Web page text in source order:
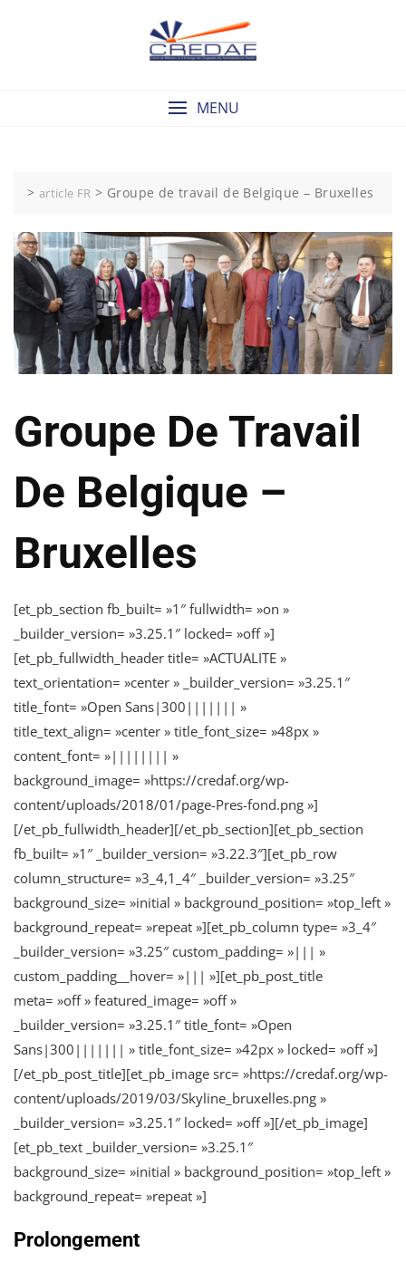
MENU
> article FR > Groupe de travail de Belgique – Bruxelles
Groupe De Travail
De Belgique –
Bruxelles
[et_pb_section fb_built= »1″ fullwidth= »on »
_builder_version= »3.25.1″ locked= »off »]
[et_pb_fullwidth_header title= »ACTUALITE »
text_orientation= »center » _builder_version= »3.25.1″
title_font= »Open Sans|300||||||| »
title_text_align= »center » title_font_size= »48px »
content_font= »|||||||| »
background_image= »https://credaf.org/wp-
content/uploads/2018/01/page-Pres-fond.png »]
[/et_pb_fullwidth_header][/et_pb_section][et_pb_section
fb_built= »1″ _builder_version= »3.22.3″][et_pb_row
column_structure= »3_4,1_4″ _builder_version= »3.25″
background_size= »initial » background_position= »top_left »
background_repeat= »repeat »][et_pb_column type= »3_4″
_builder_version= »3.25″ custom_padding= »||| »
custom_padding__hover= »||| »][et_pb_post_title
meta= »off » featured_image= »off »
_builder_version= »3.25.1″ title_font= »Open
Sans|300||||||| » title_font_size= »42px » locked= »off »]
[/et_pb_post_title][et_pb_image src= »https://credaf.org/wp-
content/uploads/2019/03/Skyline_bruxelles.png »
_builder_version= »3.25.1″ locked= »off »][/et_pb_image]
[et_pb_text _builder_version= »3.25.1″
background_size= »initial » background_position= »top_left »
background_repeat= »repeat »]
Prolongement